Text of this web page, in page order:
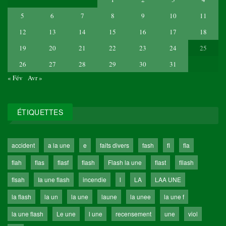
5
6 7 8 9 10
11
12
13 14 15 16 17
18
19
20 21 22 23 24
25
26
27 28 29 30
31
« Fév
Avr »
ÉTIQUETTES
accident a la une e faits divers fash fl
fla
flah
flas flasf flash Flash la une flast
fllash
flsah
Ia une flash incendie l LA
LAA UNE
la flash
la un la une laune la unee
la une f
la une flash
Le une l une recensement une viol